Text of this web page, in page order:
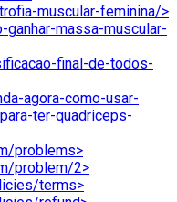
muscular-feminina/>
massa-muscular-
final-de-todos-
agora-como-usar-
ter-quadriceps-
problems>
problem/2>
terms>